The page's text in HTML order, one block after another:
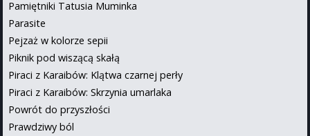
Pamiętniki Tatusia Muminka
Parasite
Pejzaż w kolorze sepii
Piknik pod wiszącą skałą
Piraci z Karaibów: Klątwa czarnej perły
Piraci z Karaibów: Skrzynia umarlaka
Powrót do przyszłości
Prawdziwy ból